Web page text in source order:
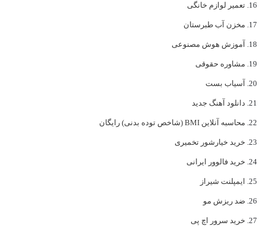
تعمیر لوازم خانگی
مخزن آب طبرستان
آموزش هوش مصنوعی
مشاوره حقوقی
آسیاب بست
دانلود آهنگ جدید
محاسبه آنلاین BMI (شاخص توده بدنی) رایگان
خرید خیارشور تخمیری
خرید فالوور ایرانی
ایمپلنت شیراز
ضد ریزش مو
خرید سرور اچ پی